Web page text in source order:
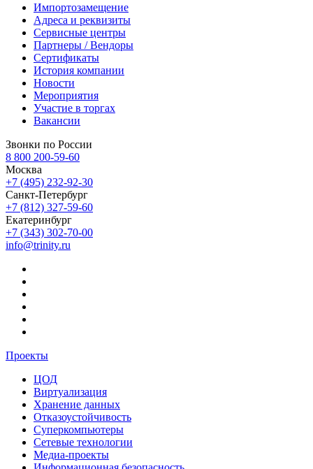
Импортозамещение
Адреса и реквизиты
Сервисные центры
Партнеры / Вендоры
Сертификаты
История компании
Новости
Мероприятия
Участие в торгах
Вакансии
Звонки по России
8 800 200-59-60
Москва
+7 (495) 232-92-30
Санкт-Петербург
+7 (812) 327-59-60
Екатеринбург
+7 (343) 302-70-00
info@trinity.ru
Проекты
ЦОД
Виртуализация
Хранение данных
Отказоустойчивость
Суперкомпьютеры
Сетевые технологии
Медиа-проекты